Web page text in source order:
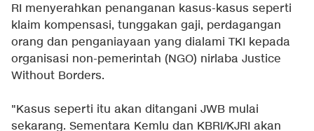
RI menyerahkan penanganan kasus-kasus seperti
klaim kompensasi, tunggakan gaji, perdagangan
orang dan penganiayaan yang dialami TKI kepada
organisasi non-pemerintah (NGO) nirlaba Justice
Without Borders.
"Kasus seperti itu akan ditangani JWB mulai
sekarang. Sementara Kemlu dan KBRI/KJRI akan